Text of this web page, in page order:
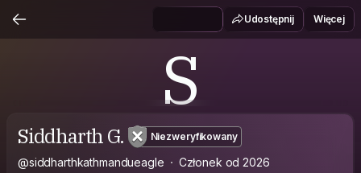
Udostępnij Więcej
S
Siddharth G. Niezweryfikowany
@siddharthkathmandueagle Członek od 2026